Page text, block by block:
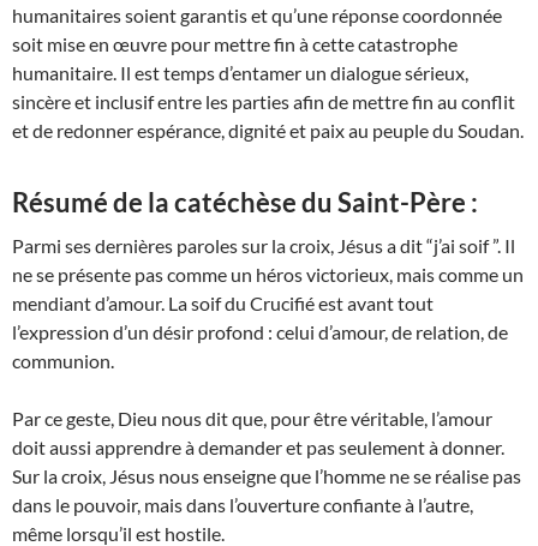
humanitaires soient garantis et qu’une réponse coordonnée
soit mise en œuvre pour mettre fin à cette catastrophe
humanitaire. Il est temps d’entamer un dialogue sérieux,
sincère et inclusif entre les parties afin de mettre fin au conflit
et de redonner espérance, dignité et paix au peuple du Soudan.
Résumé de la catéchèse du Saint-Père :
Parmi ses dernières paroles sur la croix, Jésus a dit “j’ai soif ”. Il
ne se présente pas comme un héros victorieux, mais comme un
mendiant d’amour. La soif du Crucifié est avant tout
l’expression d’un désir profond : celui d’amour, de relation, de
communion.
Par ce geste, Dieu nous dit que, pour être véritable, l’amour
doit aussi apprendre à demander et pas seulement à donner.
Sur la croix, Jésus nous enseigne que l’homme ne se réalise pas
dans le pouvoir, mais dans l’ouverture confiante à l’autre,
même lorsqu’il est hostile.